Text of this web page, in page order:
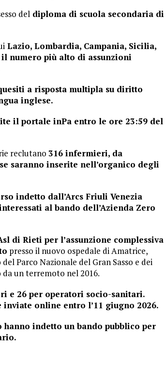
del diploma di scuola secondaria di
Lazio, Lombardia, Campania, Sicilia,
numero più alto di assunzioni
a risposta multipla su diritto
inglese.
il portale inPa entro le ore 23:59 del
reclutano 316 infermieri, da
saranno inserite nell’organico degli
indetto dall’Arcs Friuli Venezia
al bando dell’Azienda Zero
di Rieti per l’assunzione complessiva
presso il nuovo ospedale di Amatrice,
Parco Nazionale del Gran Sasso e dei
un terremoto nel 2016.
e 26 per operatori socio-sanitari.
online entro l’11 giugno 2026.
indetto un bando pubblico per